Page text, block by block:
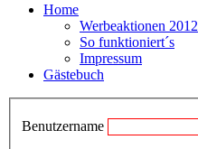
Home
Werbeaktionen 2012
So funktioniert´s
Impressum
Gästebuch
Benutzername